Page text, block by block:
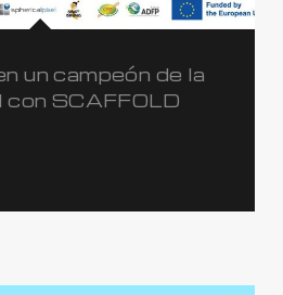
un campeón de la
con SCAFFOLD